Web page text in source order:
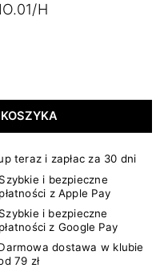
H
teraz i zapłac za 30 dni
Szybkie i bezpieczne
płatności z Apple Pay
Szybkie i bezpieczne
płatności z Google Pay
dostawa w klubie
79 zł